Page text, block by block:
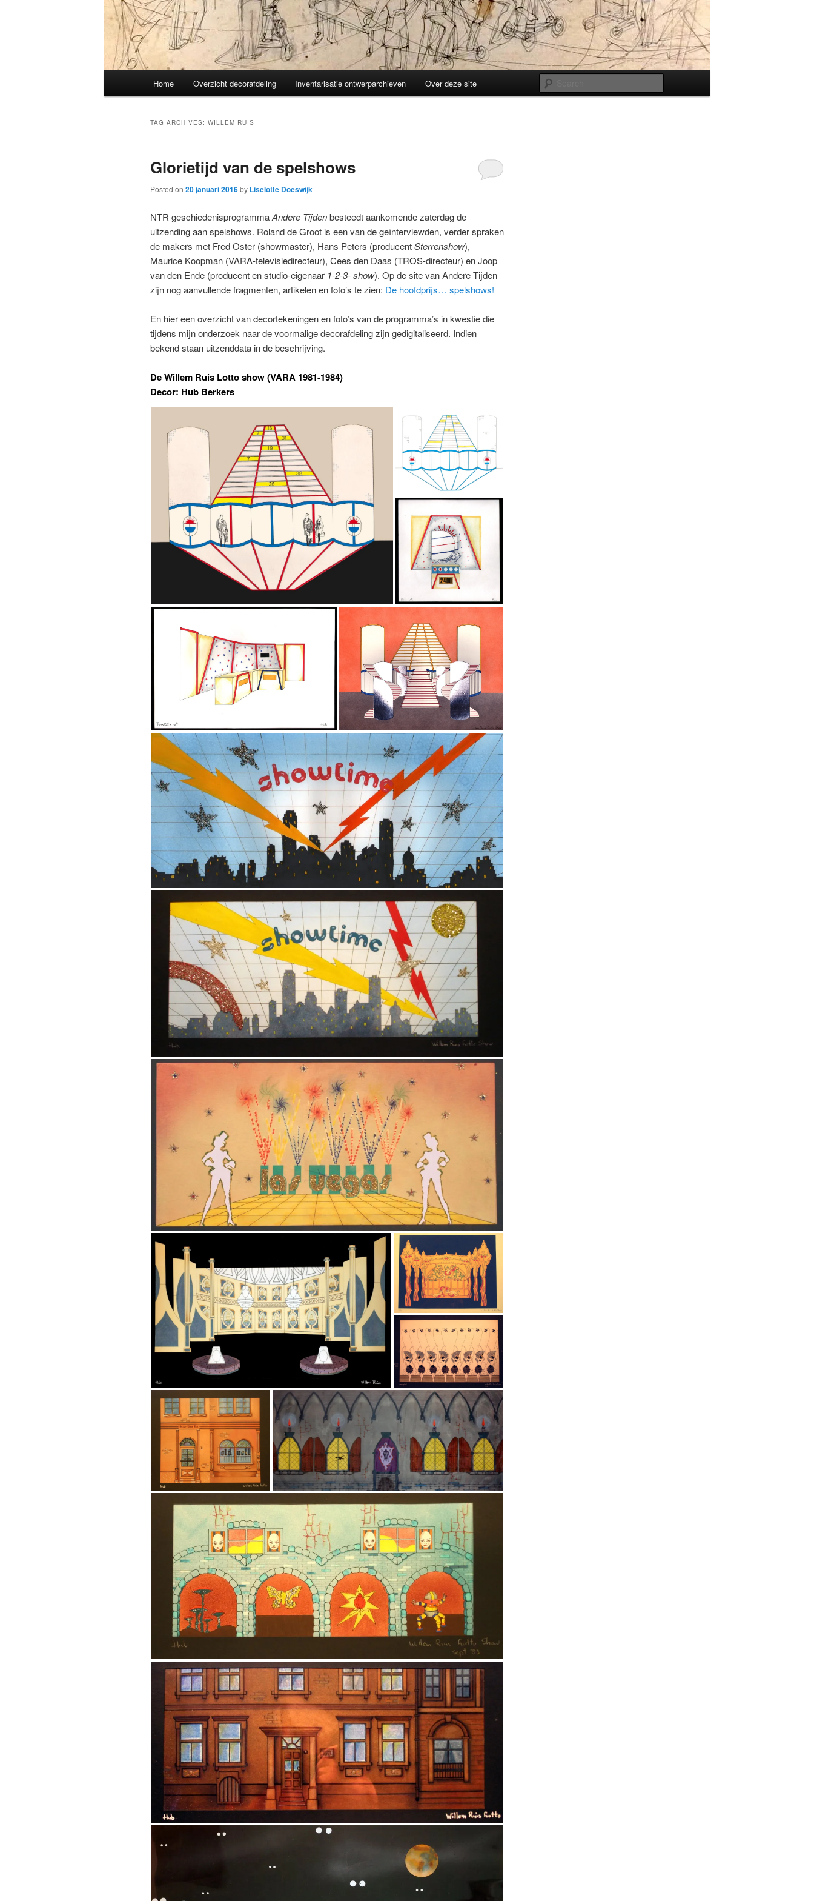
Home Overzicht decorafdeling Inventarisatie ontwerparchieven Over deze site
TAG ARCHIVES: WILLEM RUIS
Glorietijd van de spelshows
Posted on 20 januari 2016by Liselotte Doeswijk
NTR geschiedenisprogrammaAndere Tijdenbesteedt aankomende zaterdag de
uitzending aan spelshows. Roland de Groot is een van de geïnterviewden, verder spraken
de makers met Fred Oster (showmaster), Hans Peters (producentSterrenshow),
Maurice Koopman (VARA-televisiedirecteur), Cees den Daas (TROS-directeur) en Joop
van den Ende (producent en studio-eigenaar 1-2-3- show). Op de site van Andere Tijden
zijn nog aanvullende fragmenten, artikelen en foto’s te zien: De hoofdprijs… spelshows!
En hier een overzicht van decortekeningen en foto’s van de programma’s in kwestie die
tijdens mijn onderzoek naar de voormalige decorafdeling zijn gedigitaliseerd. Indien
bekend staan uitzenddata in de beschrijving.
De Willem Ruis Lotto show (VARA 1981-1984)
Decor: Hub Berkers